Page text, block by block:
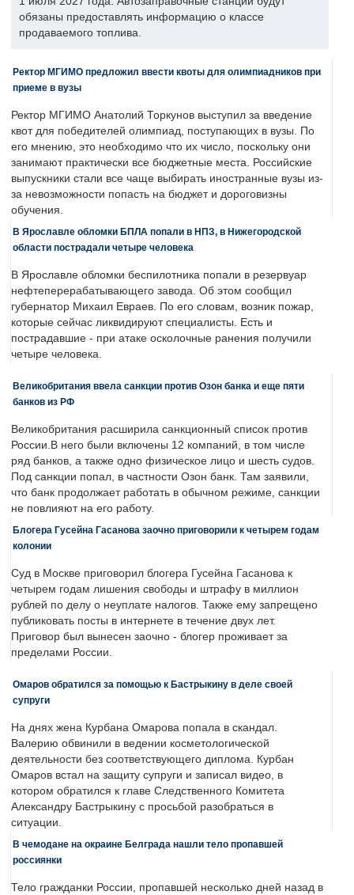
обязаны предоставлять информацию о классе
продаваемого топлива.
Ректор МГИМО предложил ввести квоты для олимпиадников при
приеме в вузы
Ректор МГИМО Анатолий Торкунов выступил за введение
квот для победителей олимпиад, поступающих в вузы. По
его мнению, это необходимо что их число, поскольку они
занимают практически все бюджетные места. Российские
выпускники стали все чаще выбирать иностранные вузы из-
за невозможности попасть на бюджет и дороговизны
обучения.
В Ярославле обломки БПЛА попали в НПЗ, в Нижегородской
области пострадали четыре человека
В Ярославле обломки беспилотника попали в резервуар
нефтеперерабатывающего завода. Об этом сообщил
губернатор Михаил Евраев. По его словам, возник пожар,
которые сейчас ликвидируют специалисты. Есть и
пострадавшие - при атаке осколочные ранения получили
четыре человека.
Великобритания ввела санкции против Озон банка и еще пяти
банков из РФ
Великобритания расширила санкционный список против
России.В него были включены 12 компаний, в том числе
ряд банков, а также одно физическое лицо и шесть судов.
Под санкции попал, в частности Озон банк. Там заявили,
что банк продолжает работать в обычном режиме, санкции
не повлияют на его работу.
Блогера Гусейна Гасанова заочно приговорили к четырем годам
колонии
Суд в Москве приговорил блогера Гусейна Гасанова к
четырем годам лишения свободы и штрафу в миллион
рублей по делу о неуплате налогов. Также ему запрещено
публиковать посты в интернете в течение двух лет.
Приговор был вынесен заочно - блогер проживает за
пределами России.
Омаров обратился за помощью к Бастрыкину в деле своей
супруги
На днях жена Курбана Омарова попала в скандал.
Валерию обвинили в ведении косметологической
деятельности без соответствующего диплома. Курбан
Омаров встал на защиту супруги и записал видео, в
котором обратился к главе Следственного Комитета
Александру Бастрыкину с просьбой разобраться в
ситуации.
В чемодане на окраине Белграда нашли тело пропавшей
россиянки
Тело гражданки России, пропавшей несколько дней назад в